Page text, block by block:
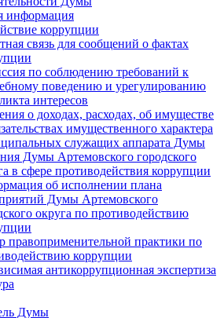
информация
коррупции
связь для сообщений о фактах
по соблюдению требований к
поведению и урегулированию
интересов
о доходах, расходах, об имуществе
имущественного характера
служащих аппарата Думы
Думы Артемовского городского
в сфере противодействия коррупции
об исполнении плана
Думы Артемовского
округа по противодействию
правоприменительной практики по
коррупции
антикоррупционная экспертиза
Думы